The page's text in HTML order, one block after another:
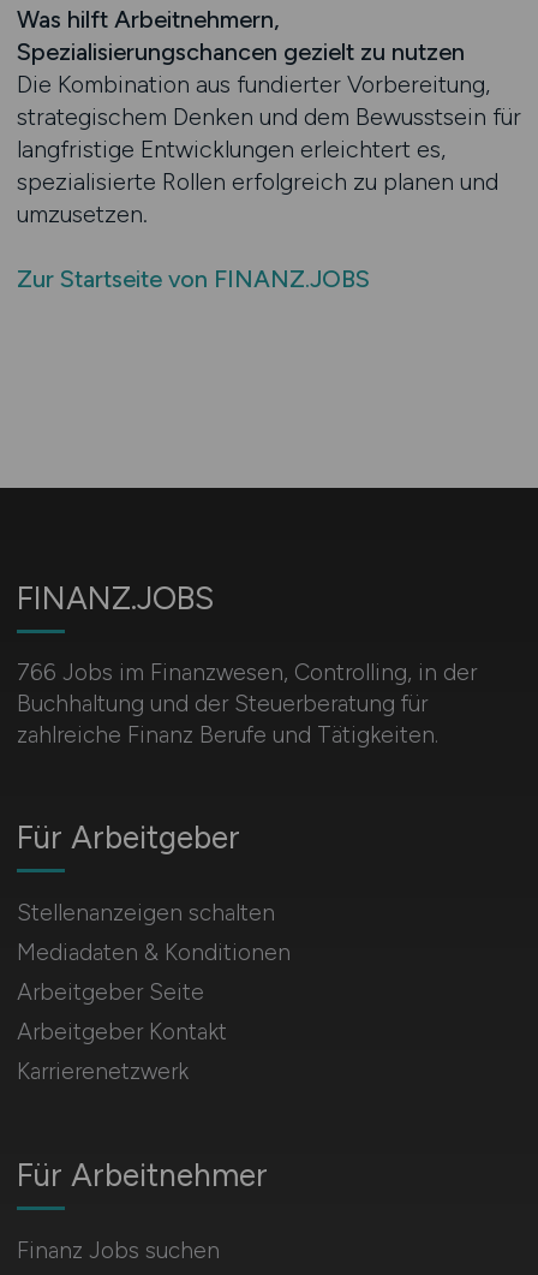
Was hilft Arbeitnehmern,
Spezialisierungschancen gezielt zu nutzen
Die Kombination aus fundierter Vorbereitung,
strategischem Denken und dem Bewusstsein für
langfristige Entwicklungen erleichtert es,
spezialisierte Rollen erfolgreich zu planen und
umzusetzen.
Zur Startseite von FINANZ.JOBS
FINANZ.JOBS
766 Jobs im Finanzwesen, Controlling, in der
Buchhaltung und der Steuerberatung für
zahlreiche Finanz Berufe und Tätigkeiten.
Für Arbeitnehmer
Finanz Jobs suchen
Für Arbeitgeber
Stellenanzeigen schalten
Mediadaten & Konditionen
Arbeitgeber Seite
Arbeitgeber Kontakt
Karrierenetzwerk